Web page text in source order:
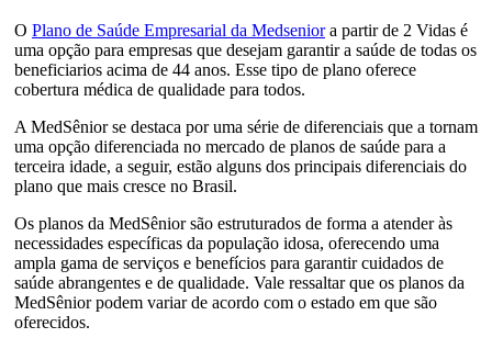
O Plano de Saúde Empresarial da Medseniora partir de 2 Vidas é
uma opção para empresas que desejam garantir a saúde de todas os
beneficiarios acima de 44 anos. Esse tipo de plano oferece
cobertura médica de qualidade para todos.
A MedSênior se destaca por uma série de diferenciais que a tornam
uma opção diferenciada no mercado de planos de saúde para a
terceira idade, a seguir, estão alguns dos principais diferenciais do
plano que mais cresce no Brasil.
Os planos da MedSênior são estruturados de forma a atender às
necessidades específicas da população idosa, oferecendo uma
ampla gama de serviços e benefícios para garantir cuidados de
saúde abrangentes e de qualidade. Vale ressaltar que os planos da
MedSênior podem variar de acordo com o estado em que são
oferecidos.